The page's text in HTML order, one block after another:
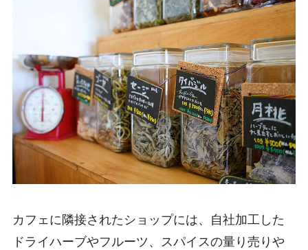
カフェに隣接されたショップには、自社加工した
ドライハーブやフルーツ、スパイスの量り売りや